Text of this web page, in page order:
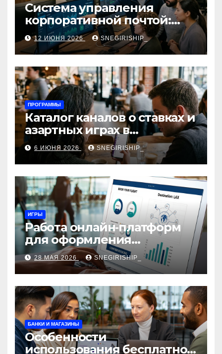
Система управления
корпоративной почтой:
функции, безопасность и
интеграция
12 ИЮНЯ 2026 SNEGIRISHIP_
ПРОГРАММЫ
Каталог каналов о ставках и
азартных играх в
мессенджерах
6 ИЮНЯ 2026 SNEGIRISHIP_
ИГРЫ
Работа онлайн‑платформ
для оформления
авиабилетов: алгоритмы,
сборы и безопасность
28 МАЯ 2026 SNEGIRISHIP_
БАНКИ И МАГАЗИНЫ
Особенности
использования бесплатной